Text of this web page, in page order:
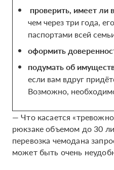
проверить, имеет ли
чем через три года,
паспортами всей
оформить
подумать об
если вам вдруг
Возможно,
— Что касается
рюкзаке объемом до 30
перевозка чемодана
может быть очень